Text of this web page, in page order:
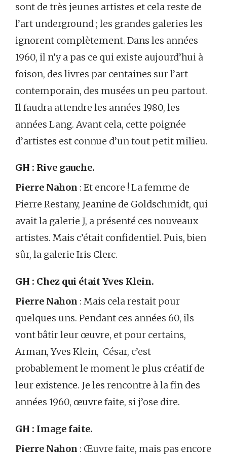
sont de très jeunes artistes et cela reste de
l’art underground ; les grandes galeries les
ignorent complètement. Dans les années
1960, il n’y a pas ce qui existe aujourd’hui à
foison, des livres par centaines sur l’art
contemporain, des musées un peu partout.
Il faudra attendre les années 1980, les
années Lang. Avant cela, cette poignée
d’artistes est connue d’un tout petit milieu.
GH : Rive gauche.
Pierre Nahon : Et encore ! La femme de
Pierre Restany, Jeanine de Goldschmidt, qui
avait la galerie J, a présenté ces nouveaux
artistes. Mais c’était confidentiel. Puis, bien
sûr, la galerie Iris Clerc.
GH : Chez qui était Yves Klein.
Pierre Nahon : Mais cela restait pour
quelques uns. Pendant ces années 60, ils
vont bâtir leur œuvre, et pour certains,
Arman, Yves Klein, César, c’est
probablement le moment le plus créatif de
leur existence. Je les rencontre à la fin des
années 1960, œuvre faite, si j’ose dire.
GH : Image faite.
Pierre Nahon : Œuvre faite, mais pas encore